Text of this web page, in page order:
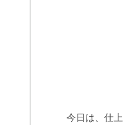
今日は、仕